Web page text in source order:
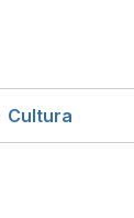
Cultura